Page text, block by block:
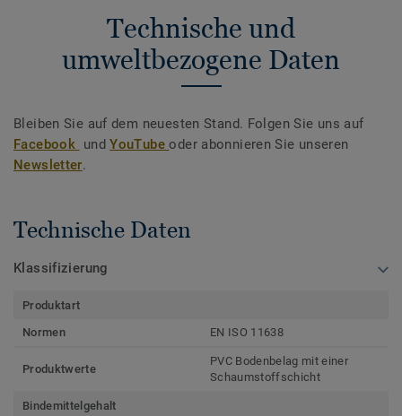
Technische und
umweltbezogene Daten
Bleiben Sie auf dem neuesten Stand. Folgen Sie uns auf
Facebook undYouTubeoder abonnieren Sie unseren
Newsletter.
Technische Daten
Klassifizierung
Produktart
Normen
EN ISO 11638
Produktwerte
PVC Bodenbelag mit einer
Schaumstoffschicht
Bindemittelgehalt